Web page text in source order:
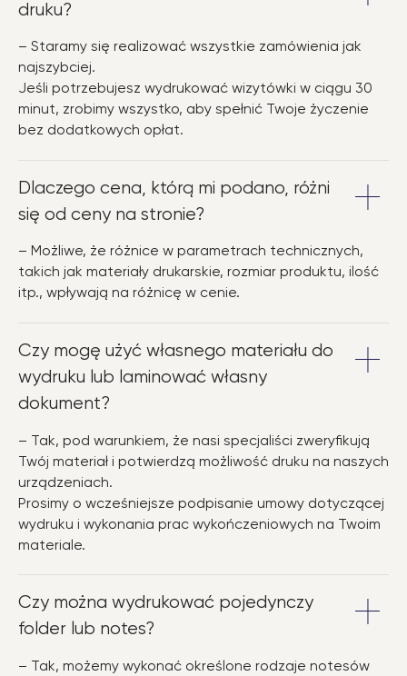
druku?
– Staramy się realizować wszystkie zamówienia jak
najszybciej.
Jeśli potrzebujesz wydrukować wizytówki w ciągu 30
minut, zrobimy wszystko, aby spełnić Twoje życzenie
bez dodatkowych opłat.
Dlaczego cena, którą mi podano, różni
się od ceny na stronie?
– Możliwe, że różnice w parametrach technicznych,
takich jak materiały drukarskie, rozmiar produktu, ilość
itp., wpływają na różnicę w cenie.
Czy mogę użyć własnego materiału do
wydruku lub laminować własny
dokument?
– Tak, pod warunkiem, że nasi specjaliści zweryfikują
Twój materiał i potwierdzą możliwość druku na naszych
urządzeniach.
Prosimy o wcześniejsze podpisanie umowy dotyczącej
wydruku i wykonania prac wykończeniowych na Twoim
materiale.
Czy można wydrukować pojedynczy
folder lub notes?
– Tak, możemy wykonać określone rodzaje notesów